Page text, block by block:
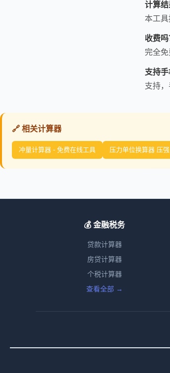
计算结
本工具
收费吗
完全免
支持手
支持，
🔗 相关计算器
冲量计算器 - 免费在线工具 压力单位换算器 压强
💰 金融税务
贷款计算器
房贷计算器
个税计算器
查看全部 →